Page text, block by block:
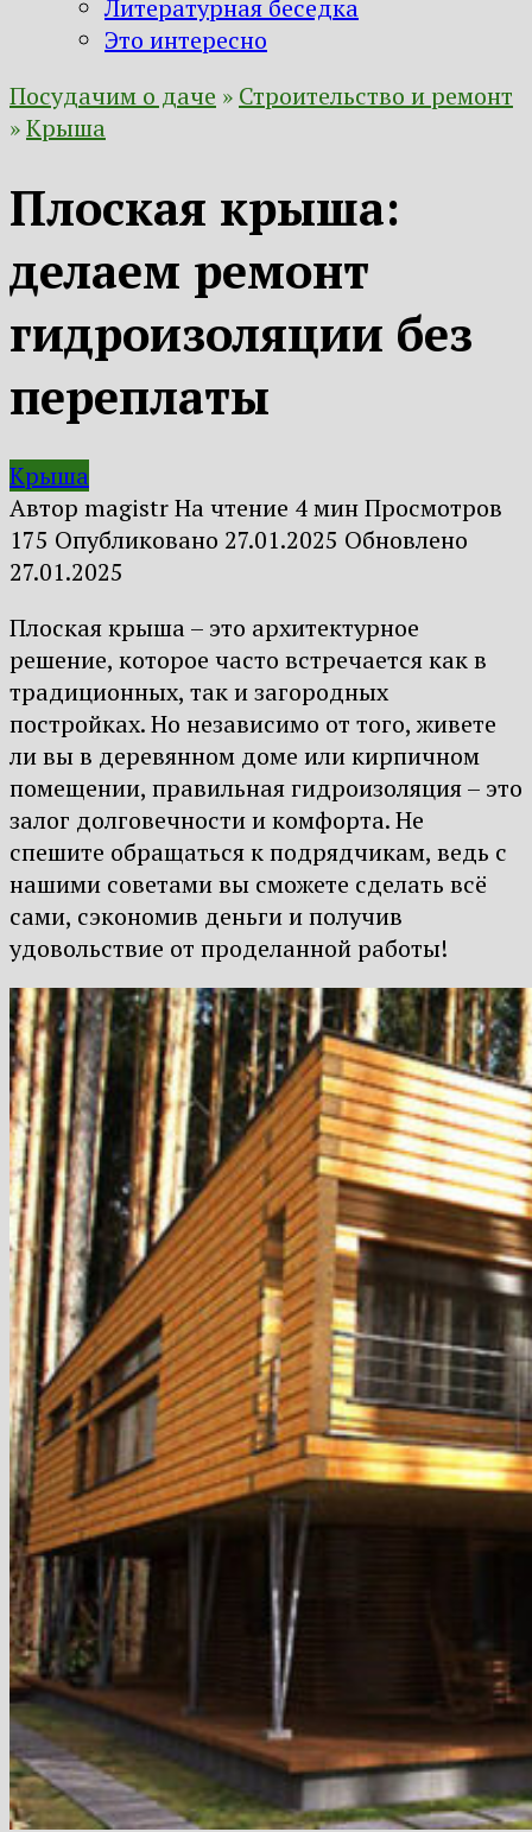
Литературная беседка
Это интересно
Посудачим о даче » Строительство и ремонт
»Крыша
Плоская крыша:
делаем ремонт
гидроизоляции без
переплаты
Крыша
Автор magistrНа чтение 4 минПросмотров
175 Опубликовано 27.01.2025 Обновлено
27.01.2025
Плоская крыша – это архитектурное
решение, которое часто встречается как в
традиционных, так и загородных
постройках. Но независимо от того, живете
ли вы в деревянном доме или кирпичном
помещении, правильная гидроизоляция – это
залог долговечности и комфорта. Не
спешите обращаться к подрядчикам, ведь с
нашими советами вы сможете сделать всё
сами, сэкономив деньги и получив
удовольствие от проделанной работы!